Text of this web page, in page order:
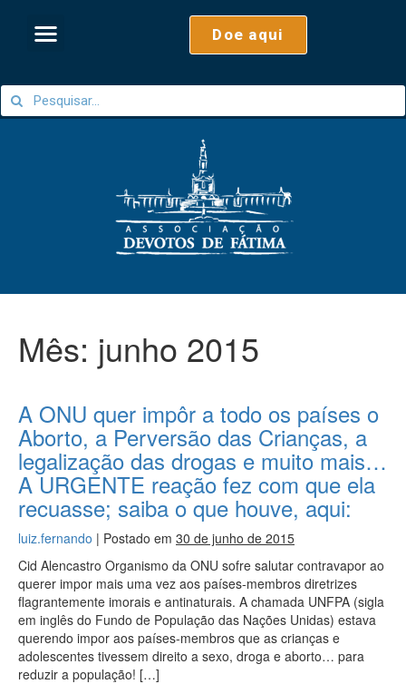
Doe aqui
Mês: junho 2015
A ONU quer impôr a todo os países o
Aborto, a Perversão das Crianças, a
legalização das drogas e muito mais…
A URGENTE reação fez com que ela
recuasse; saiba o que houve, aqui:
luiz.fernando | Postado em 30 de junho de 2015
Cid Alencastro Organismo da ONU sofre salutar contravapor ao
querer impor mais uma vez aos países-membros diretrizes
flagrantemente imorais e antinaturais. A chamada UNFPA (sigla
em inglês do Fundo de População das Nações Unidas) estava
querendo impor aos países-membros que as crianças e
adolescentes tivessem direito a sexo, droga e aborto… para
reduzir a população! […]